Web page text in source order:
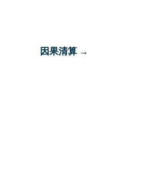
因果清算→